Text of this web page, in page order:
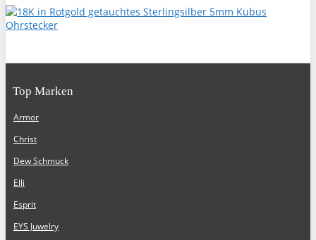
Top Marken
Armor
Christ
Dew Schmuck
Elli
Esprit
EYS Juwelry